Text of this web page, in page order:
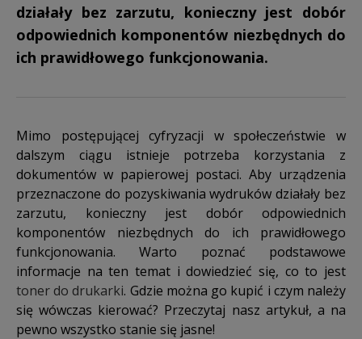
działały bez zarzutu, konieczny jest dobór
odpowiednich komponentów niezbędnych do
ich prawidłowego funkcjonowania.
Mimo postępującej cyfryzacji w społeczeństwie w
dalszym ciągu istnieje potrzeba korzystania z
dokumentów w papierowej postaci. Aby urządzenia
przeznaczone do pozyskiwania wydruków działały bez
zarzutu, konieczny jest dobór odpowiednich
komponentów niezbędnych do ich prawidłowego
funkcjonowania. Warto poznać podstawowe
informacje na ten temat i dowiedzieć się, co to jest
toner do drukarki. Gdzie można go kupić i czym należy
się wówczas kierować? Przeczytaj nasz artykuł, a na
pewno wszystko stanie się jasne!